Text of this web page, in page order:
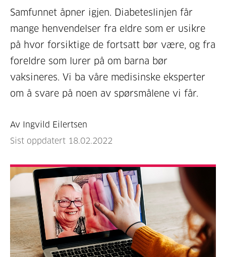
Samfunnet åpner igjen. Diabeteslinjen får
mange henvendelser fra eldre som er usikre
på hvor forsiktige de fortsatt bør være, og fra
foreldre som lurer på om barna bør
vaksineres. Vi ba våre medisinske eksperter
om å svare på noen av spørsmålene vi får.
Av Ingvild Eilertsen
Sist oppdatert 18.02.2022